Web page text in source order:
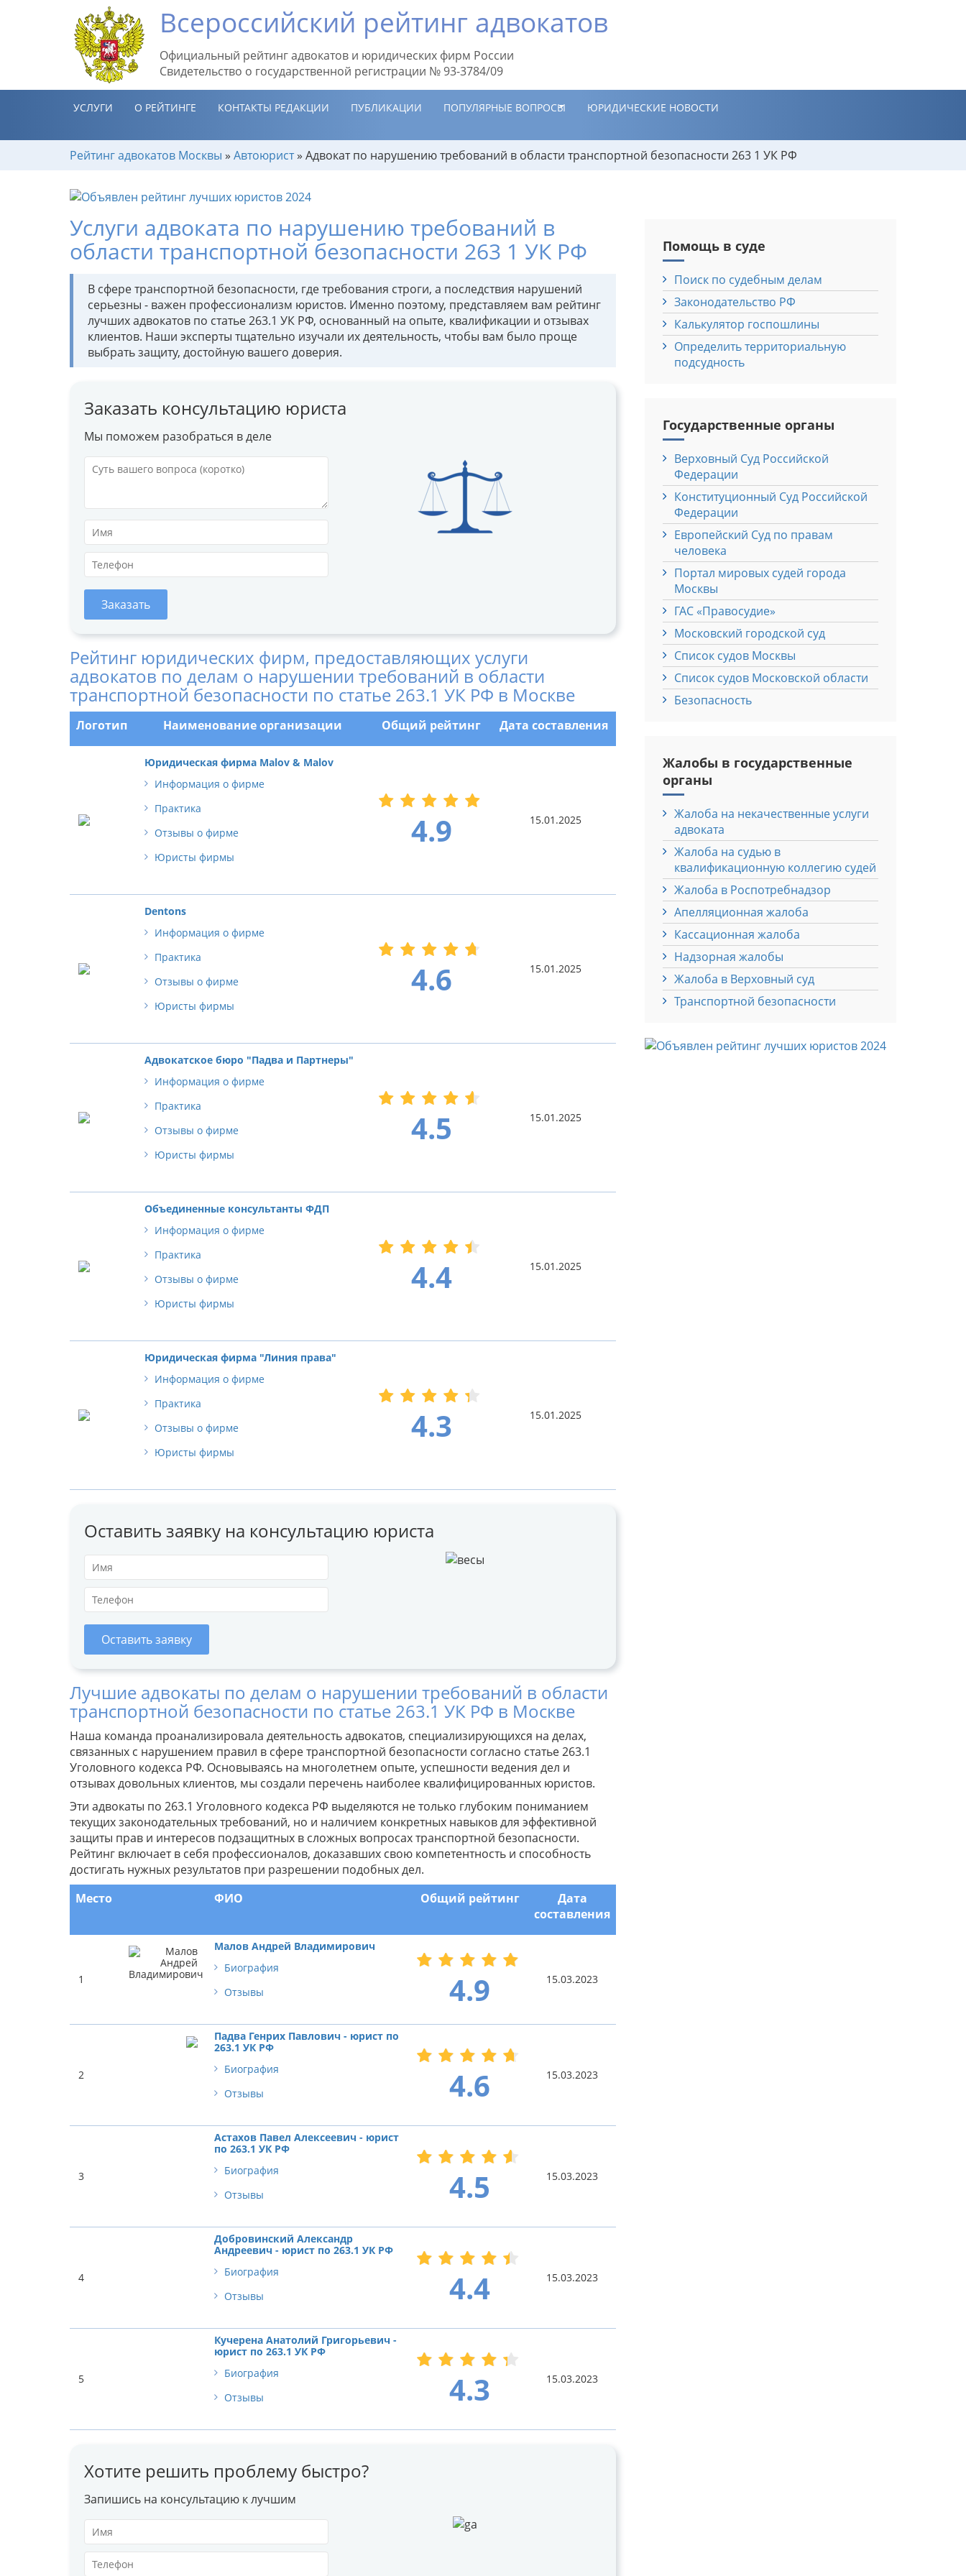
Всероссийский рейтинг адвокатов
Официальный рейтинг адвокатов и юридических фирм России
Свидетельство о государственной регистрации № 93-3784/09
УСЛУГИ О РЕЙТИНГЕ КОНТАКТЫ РЕДАКЦИИ ПУБЛИКАЦИИ ПОПУЛЯРНЫЕ ВОПРОСЫ ЮРИДИЧЕСКИЕ НОВОСТИ
Рейтинг адвокатов Москвы » Автоюрист» Адвокат по нарушению требований в области транспортной безопасности 263 1 УК РФ
Услуги адвоката по нарушению требований в
области транспортной безопасности 263 1 УК РФ
В сфере транспортной безопасности, где требования строги, а последствия нарушений
серьезны - важен профессионализм юристов. Именно поэтому, представляем вам рейтинг
лучших адвокатов по статье 263.1 УК РФ, основанный на опыте, квалификации и отзывах
клиентов. Наши эксперты тщательно изучали их деятельность, чтобы вам было проще
выбрать защиту, достойную вашего доверия.
Заказать консультацию юриста
Мы поможем разобраться в деле
Заказать
Рейтинг юридических фирм, предоставляющих услуги
адвокатов по делам о нарушении требований в области
транспортной безопасности по статье 263.1 УК РФ в Москве
Логотип Наименование организации Общий рейтинг Дата составления
Юридическая фирма Malov & Malov
Информация о фирме
Практика
Отзывы о фирме
Юристы фирмы
4.9 15.01.2025
Dentons
Информация о фирме
Практика
Отзывы о фирме
Юристы фирмы
4.6 15.01.2025
Адвокатское бюро "Падва и Партнеры"
Информация о фирме
Практика
Отзывы о фирме
Юристы фирмы
4.5 15.01.2025
Объединенные консультанты ФДП
Информация о фирме
Практика
Отзывы о фирме
Юристы фирмы
4.4 15.01.2025
Юридическая фирма "Линия права"
Информация о фирме
Практика
Отзывы о фирме
Юристы фирмы
4.3 15.01.2025
Оставить заявку на консультацию юриста
Оставить заявку
Лучшие адвокаты по делам о нарушении требований в области
транспортной безопасности по статье 263.1 УК РФ в Москве
Наша команда проанализировала деятельность адвокатов, специализирующихся на делах,
связанных с нарушением правил в сфере транспортной безопасности согласно статье 263.1
Уголовного кодекса РФ. Основываясь на многолетнем опыте, успешности ведения дел и
отзывах довольных клиентов, мы создали перечень наиболее квалифицированных юристов.
Эти адвокаты по 263.1 Уголовного кодекса РФ выделяются не только глубоким пониманием
текущих законодательных требований, но и наличием конкретных навыков для эффективной
защиты прав и интересов подзащитных в сложных вопросах транспортной безопасности.
Рейтинг включает в себя профессионалов, доказавших свою компетентность и способность
достигать нужных результатов при разрешении подобных дел.
Место
ФИО Общий рейтинг
Дата
составления
1
Малов Андрей Владимирович
Биография
Отзывы
4.9 15.03.2023
2
Падва Генрих Павлович - юрист по
263.1 УК РФ
Биография
Отзывы
4.6 15.03.2023
3
Астахов Павел Алексеевич - юрист
по 263.1 УК РФ
Биография
Отзывы
4.5 15.03.2023
4
Добровинский Александр
Андреевич - юрист по 263.1 УК РФ
Биография
Отзывы
4.4 15.03.2023
5
Кучерена Анатолий Григорьевич -
юрист по 263.1 УК РФ
Биография
Отзывы
4.3 15.03.2023
Хотите решить проблему быстро?
Запишись на консультацию к лучшим
Помощь в суде
Поиск по судебным делам
Законодательство РФ
Калькулятор госпошлины
Определить территориальную
подсудность
Государственные органы
Верховный Cуд Российской
Федерации
Конституционный Cуд Российской
Федерации
Европейский Cуд по правам
человека
Портал мировых судей города
Москвы
ГАС «Правосудие»
Московский городской суд
Список судов Москвы
Список судов Московской области
Безопасность
Жалобы в государственные
органы
Жалоба на некачественные услуги
адвоката
Жалоба на судью в
квалификационную коллегию судей
Жалоба в Роспотребнадзор
Апелляционная жалоба
Кассационная жалоба
Надзорная жалобы
Жалоба в Верховный суд
Транспортной безопасности